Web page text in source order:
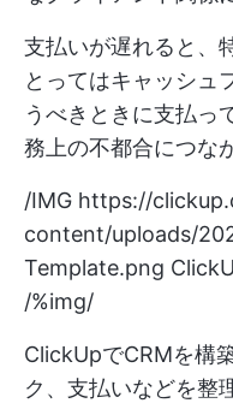
支払いが遅れると、
とってはキャッシュ
うべきときに支払っ
務上の不都合につな
/IMG https://
content/uploads/
Template.png
/%img/
ClickUpでCRMを構
ク、支払いなどを整